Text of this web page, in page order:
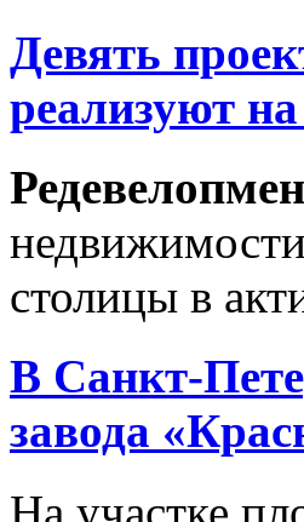
Девять
реализуют
столицы в
В Санкт-
завода
На участке